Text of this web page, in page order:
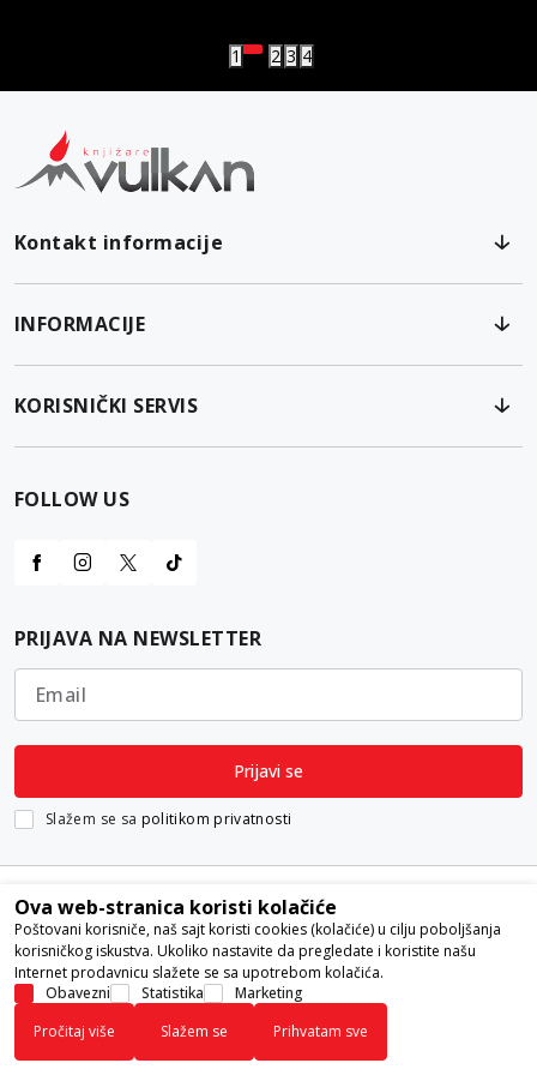
1 2 3 4
Kontakt informacije
INFORMACIJE
KORISNIČKI SERVIS
FOLLOW US
PRIJAVA NA NEWSLETTER
Email
Prijavi se
Slažem se sa politikom privatnosti
Nastojimo da budemo što precizniji u opisu proizvoda, prikazu slika i
samih cena, ali ne možemo garantovati da su sve informacije kompletne i
bez grešaka. Svi artikli prikazani na sajtu su deo naše ponude i ne
podrazumeva da su dostupni u svakom trenutku.
Ova web-stranica koristi kolačiće
Poštovani korisniče, naš sajt koristi cookies (kolačiće) u cilju poboljšanja
korisničkog iskustva. Ukoliko nastavite da pregledate i koristite našu
Internet prodavnicu slažete se sa upotrebom kolačića.
Obavezni
Statistika
Marketing
Pročitaj više
Slažem se Prihvatam sve